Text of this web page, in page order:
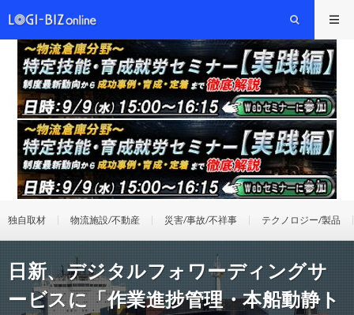
独自取材 物流施設/不動産 災害/事故/不祥事 テクノロジー/製品
日新、デジタルフォワーディングサ
ービスに「作業進捗管理・本船動静ト